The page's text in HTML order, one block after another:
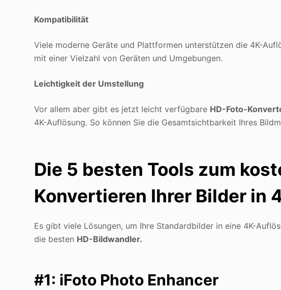
Kompatibilität
Viele moderne Geräte und Plattformen unterstützen die 4K-
mit einer Vielzahl von Geräten und Umgebungen.
Leichtigkeit der Umstellung
Vor allem aber gibt es jetzt leicht verfügbare HD-Foto-
4K-Auflösung. So können Sie die Gesamtsichtbarkeit Ihres
Die 5 besten Tools zum
Konvertieren Ihrer Bilder in
Es gibt viele Lösungen, um Ihre Standardbilder in eine 4K-
die besten HD-Bildwandler.
#1: iFoto Photo Enhancer